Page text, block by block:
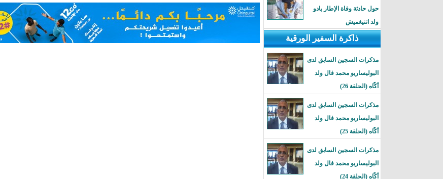
حول حادثة وفاة الإطار بادو
ولد اتنيغميش
ذاكرة السفير الورقية
مذكرات السجين السابق لدى
البوليساريو محمد فال ولد
أكًاه (الحلقة 26)
مذكرات السجين السابق لدى
البوليساريو محمد فال ولد
أكًاه (الحلقة 25)
مذكرات السجين السابق لدى
البوليساريو محمد فال ولد
أكًاه (الحلقة 24)